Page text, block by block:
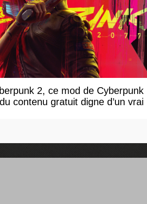
2, ce mod de Cyberpunk
contenu gratuit digne d’un vrai